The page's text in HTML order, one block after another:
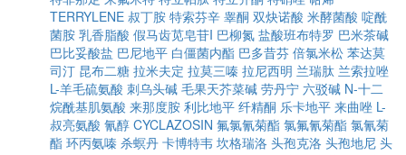
TERRYLENE 叔丁胺 特索芬辛 睾酮 双炔诺酸 米酵菌酸 啶酰
菌胺 乳香脂酸 假马齿苋皂苷I 巴柳氮 盐酸班布特罗 巴米茶碱
巴比妥酸盐 巴尼地平 白僵菌内酯 巴多昔芬 倍氯米松 苯达莫
司汀 昆布二糖 拉米夫定 拉莫三嗪 拉尼西明 兰瑞肽 兰索拉唑
L-羊毛硫氨酸 刺乌头碱 毛果天芥菜碱 劳丹宁 六驳碱 N-十二
烷酰基肌氨酸 来那度胺 利比地平 纤精酮 乐卡地平 来曲唑 L-
叔亮氨酸 氰醇 CYCLAZOSIN 氟氯氰菊酯 氯氟氰菊酯 氯氰菊
酯 环丙氨嗪 杀螟丹 卡博特韦 坎格瑞洛 头孢克洛 头孢地尼 头